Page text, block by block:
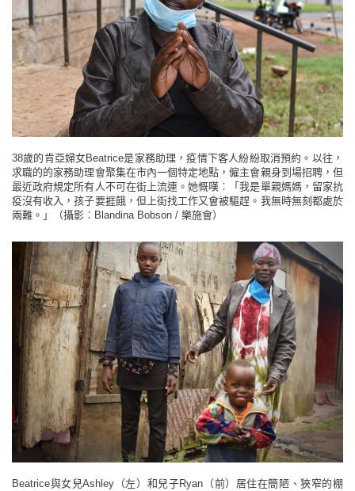
38歲的肯亞婦女Beatrice是家務助理，疫情下客人紛紛取消預約。以往，
求職的的家務助理會聚集在市內一個特定地點，僱主會親身到場招聘，但
最近政府規定所有人不可在街上流連。她慨嘆︰「我是單親媽媽，留家抗
疫沒有收入，孩子要捱餓，但上街找工作又會被驅趕。我無時無刻都處於
兩難。」（攝影︰Blandina Bobson / 樂施會）
Beatrice與女兒Ashley（左）和兒子Ryan（前）居住在簡陋、狹窄的棚